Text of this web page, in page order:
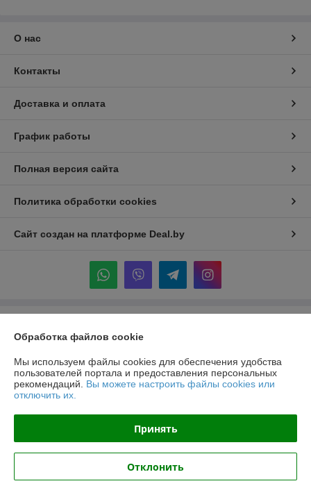
О нас
Контакты
Доставка и оплата
График работы
Полная версия сайта
Политика обработки cookies
Сайт создан на платформе Deal.by
г. Минск ул. Прушинских дом 6 , кв 133
Регистрационный номер ЕГР: 193513378
Регистрационный орган: Минский горисполком
Местонахождение книги жалоб и предложений: ТЦ "Александров
Пассаж" пр. Независимости 117а, Минская область
Обработка файлов cookie
Мы используем файлы cookies для обеспечения удобства
пользователей портала и предоставления персональных
рекомендаций. Вы можете настроить файлы cookies или
отключить их.
Принять
Отклонить